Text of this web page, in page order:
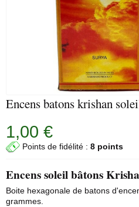
Encens batons krishan
1,00 €
Points de fidélité : 8 points
Encens soleil bâtons
Boite hexagonale de batons
grammes.